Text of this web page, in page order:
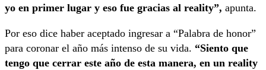
yo en primer lugar y eso fue gracias al reality”, apunta.
Por eso dice haber aceptado ingresar a “Palabra de honor”
para coronar el año más intenso de su vida. “Siento que
tengo que cerrar este año de esta manera, en un reality